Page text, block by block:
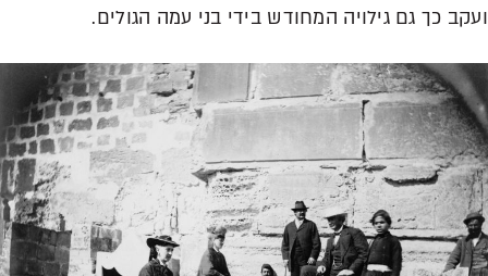
ועקב כך גם גילויה המחודש בידי בני עמה הגולים.